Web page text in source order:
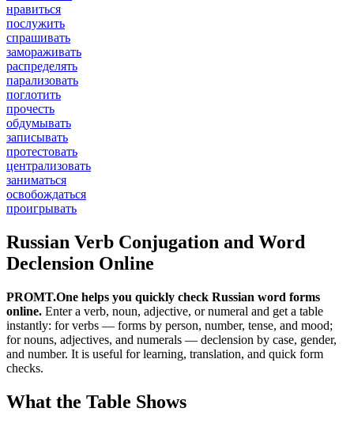
нравиться
послужить
спрашивать
замораживать
распределять
парализовать
поглотить
прочесть
обдумывать
записывать
протестовать
централизовать
заниматься
освобождаться
проигрывать
Russian Verb Conjugation and Word
Declension Online
PROMT.One helps you quickly check Russian word forms
online. Enter a verb, noun, adjective, or numeral and get a table
instantly: for verbs — forms by person, number, tense, and mood;
for nouns, adjectives, and numerals — declension by case, gender,
and number. It is useful for learning, translation, and quick form
checks.
What the Table Shows